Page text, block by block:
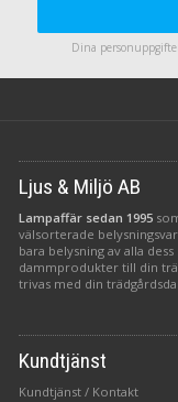
Dina
Ljus & Miljö AB
Lampaffär sedan 1995
välsorterade
bara belysning av alla
dammprodukter till din
trivas med din
Kundtjänst
Kundtjänst / Kontakt